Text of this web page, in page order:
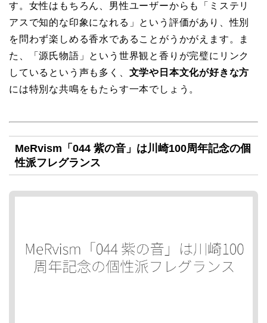
す。女性はもちろん、男性ユーザーからも「ミステリ
アスで知的な印象になれる」という評価があり、性別
を問わず楽しめる香水であることがうかがえます。ま
た、「源氏物語」という世界観と香りが完璧にリンク
しているという声も多く、 文学や日本文化が好きな方
には特別な共鳴をもたらす一本でしょう。
MeRvism「044 紫の音」は川崎100周年記念の個
性派フレグランス